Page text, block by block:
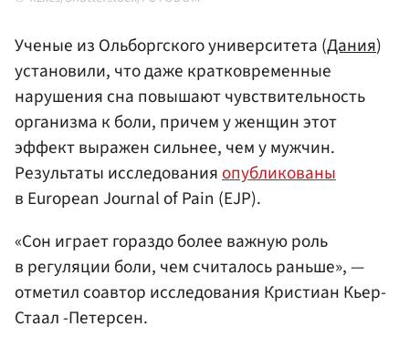
Ученые из Ольборгского университета (Дания)
установили, что даже кратковременные
нарушения сна повышают чувствительность
организма к боли, причем у женщин этот
эффект выражен сильнее, чем у мужчин.
Результаты исследованияопубликованы
в European Journal of Pain (EJP).
«Сон играет гораздо более важную роль
в регуляции боли, чем считалось раньше», —
отметил соавтор исследования Кристиан Кьер-
Стаал -Петерсен.